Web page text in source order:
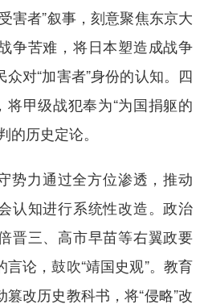
害者”叙事，刻意聚焦东京大
争苦难，将日本塑造成战争
对“加害者”身份的认知。四
将甲级战犯奉为“为国捐躯的
的历史定论。
势力通过全方位渗透，推动
认知进行系统性改造。政治
晋三、高市早苗等右翼政要
论，鼓吹“靖国史观”。教育
改历史教科书，将“侵略”改